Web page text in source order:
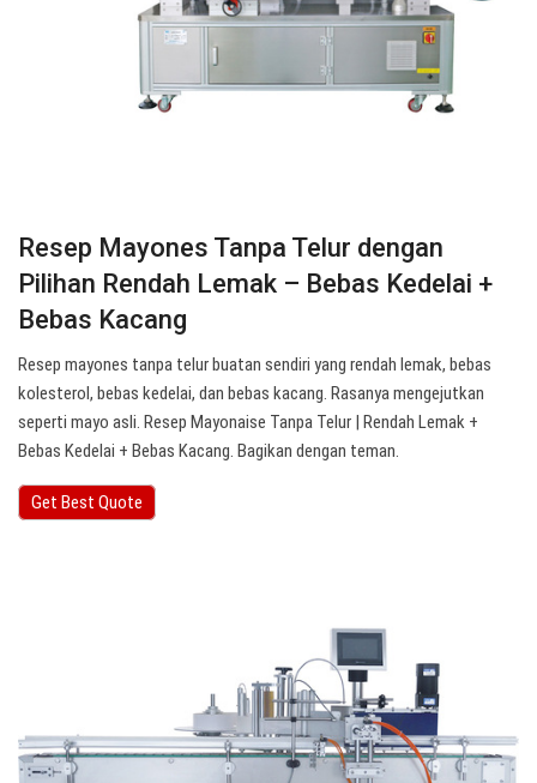
Resep Mayones Tanpa Telur dengan
Pilihan Rendah Lemak – Bebas Kedelai +
Bebas Kacang
Resep mayones tanpa telur buatan sendiri yang rendah lemak, bebas
kolesterol, bebas kedelai, dan bebas kacang. Rasanya mengejutkan
seperti mayo asli. Resep Mayonaise Tanpa Telur | Rendah Lemak +
Bebas Kedelai + Bebas Kacang. Bagikan dengan teman.
Get Best Quote